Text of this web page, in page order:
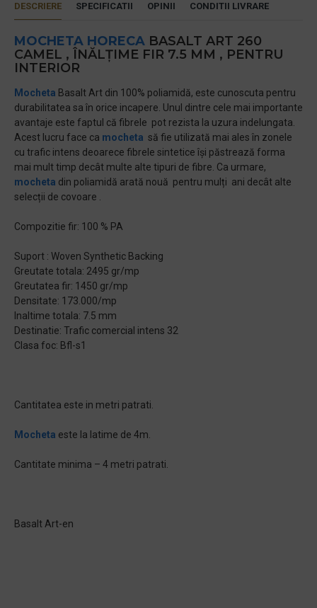
DESCRIERE SPECIFICATII OPINII CONDITII LIVRARE
MOCHETA HORECA BASALT ART 260
CAMEL , ÎNĂLȚIME FIR 7.5 MM , PENTRU
INTERIOR
Mocheta Basalt Art din 100% poliamidă, este cunoscuta pentru
durabilitatea sa în orice incapere. Unul dintre cele mai importante
avantaje este faptul că fibrele pot rezista la uzura indelungata.
Acest lucru face ca mocheta să fie utilizată mai ales în zonele
cu trafic intens deoarece fibrele sintetice își păstrează forma
mai mult timp decât multe alte tipuri de fibre. Ca urmare,
mocheta din poliamidă arată nouă pentru mulți ani decât alte
selecții de covoare .
Compozitie fir: 100 % PA
Suport : Woven Synthetic Backing
Greutate totala: 2495 gr/mp
Greutatea fir: 1450 gr/mp
Densitate: 173.000/mp
Inaltime totala: 7.5 mm
Destinatie: Trafic comercial intens 32
Clasa foc: Bfl-s1
Cantitatea este in metri patrati.
Mocheta este la latime de 4m.
Cantitate minima – 4 metri patrati.
Basalt Art-en